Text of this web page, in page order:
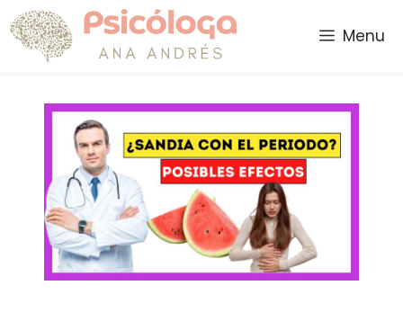
Saltar
al
contenido
Menu